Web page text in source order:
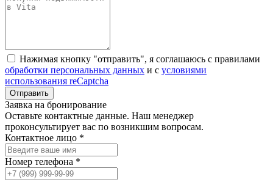
Нажимая кнопку "отправить", я соглашаюсь с правилами
обработки персональных данных и с условиями
использования reCaptcha
Заявка на бронирование
Оставьте контактные данные. Наш менеджер
проконсультирует вас по возникшим вопросам.
Контактное лицо *
Номер телефона *